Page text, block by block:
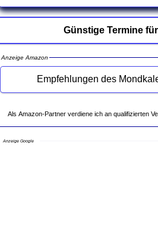
Günstige Termine
Anzeige Amazon
Als Amazon-Partner verdiene ich an qualifizierten
Anzeige Google